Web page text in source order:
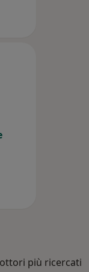
più ricercati